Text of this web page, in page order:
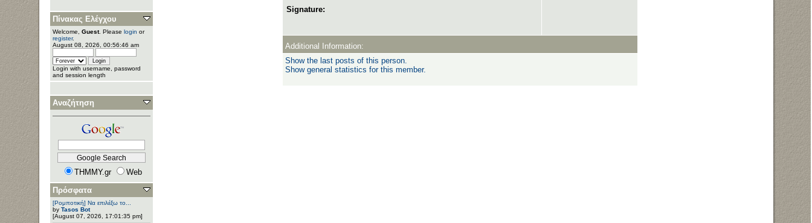
Πίνακας Ελέγχου
Welcome, Guest. Please login or
register.
August 08, 2026, 00:56:46 am
Login with username, password
and session length
Αναζήτηση
THMMY.gr
Web
Πρόσφατα
[Ρομποτική] Να επιλέξω το...
by Tasos Bot
[August 07, 2026, 17:01:35 pm]
Signature:
Additional Information:
Show the last posts of this person.
Show general statistics for this member.